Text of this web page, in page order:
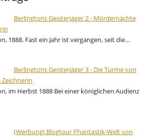
Berlingtons Geisterjäger 2 - Mördernächte
1888. Fast ein Jahr ist vergangen, seit die…
Berlingtons Geisterjäger 3 - Die Türme von
im Herbst 1888 Bei einer königlichen Audienz
(Werbung) Blogtour Phantastik-Welt von